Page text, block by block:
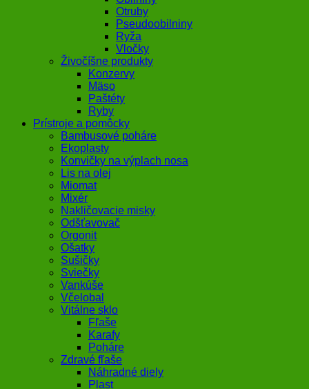
Otruby
Pseudoobilniny
Ryža
Vločky
Živočíšne produkty
Konzervy
Mäso
Paštéty
Ryby
Prístroje a pomôcky
Bambusové poháre
Ekoplasty
Konvičky na výplach nosa
Lis na olej
Miomat
Mixér
Nakličovacie misky
Odšťavovač
Orgonit
Ošatky
Sušičky
Sviečky
Vankúše
Včelobal
Vitálne sklo
Fľaše
Karafy
Poháre
Zdravé fľaše
Náhradné diely
Plast